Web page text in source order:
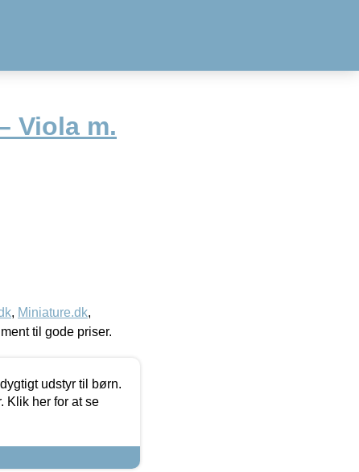
Viola m.
, Miniature.dk,
til gode priser.
udstyr til børn.
Klik her for at se